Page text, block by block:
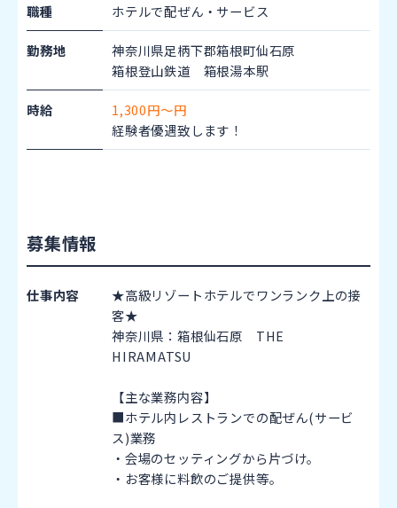
職種 ホテルで配ぜん・サービス
勤務地
神奈川県足柄下郡箱根町仙石原
箱根登山鉄道 箱根湯本駅
時給
1,300円～円
経験者優遇致します！
募集情報
仕事内容
★高級リゾートホテルでワンランク上の接
客★
神奈川県：箱根仙石原 THE
HIRAMATSU
【主な業務内容】
■ホテル内レストランでの配ぜん(サービ
ス)業務
・会場のセッティングから片づけ。
・お客様に料飲のご提供等。